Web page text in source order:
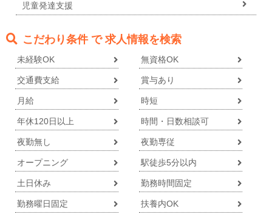
児童発達支援
こだわり条件 で 求人情報を検索
未経験OK 無資格OK
交通費支給 賞与あり
月給 時短
年休120日以上 時間・日数相談可
夜勤無し 夜勤専従
オープニング 駅徒歩5分以内
土日休み 勤務時間固定
勤務曜日固定 扶養内OK